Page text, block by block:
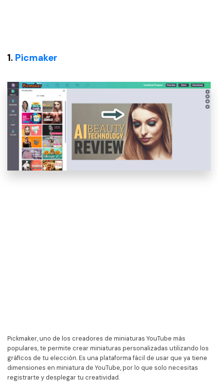
1. Picmaker
Pickmaker, uno de los creadores de miniaturas YouTube más
populares, te permite crear miniaturas personalizadas utilizando los
gráficos de tu elección. Es una plataforma fácil de usar que ya tiene
dimensiones en miniatura de YouTube, por lo que solo necesitas
registrarte y desplegar tu creatividad.